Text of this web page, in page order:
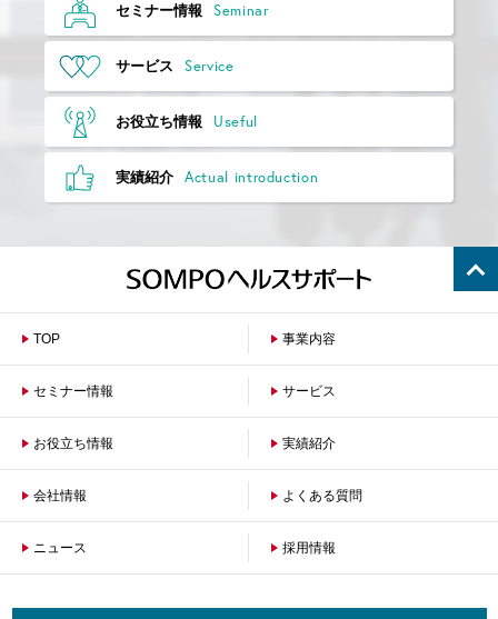
セミナー情報 Seminar
サービス Service
お役立ち情報 Useful
実績紹介 Actual introduction
TOP 事業内容
セミナー情報 サービス
保険者のお客さまへ 企業のお客さまへ
お役立ち情報 実績紹介
会社情報
会社概要 沿革
よくある質問
ニュース 採用情報